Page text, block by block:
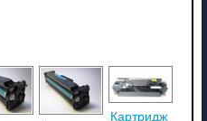
Картридж